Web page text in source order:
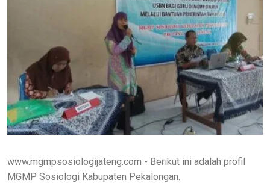
www.mgmpsosiologijateng.com - Berikut ini adalah profil
MGMP Sosiologi Kabupaten Pekalongan.